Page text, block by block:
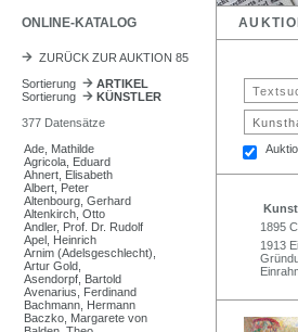
ONLINE-KATALOG
ZURÜCK ZUR AUKTION 85
Sortierung
ARTIKEL
Sortierung
KÜNSTLER
377 Datensätze
Ade, Mathilde
Agricola, Eduard
Ahnert, Elisabeth
Albert, Peter
Altenbourg, Gerhard
Altenkirch, Otto
Andler, Prof. Dr. Rudolf
Apel, Heinrich
Arnim (Adelsgeschlecht),
Artur Gold,
Asendorpf, Bartold
Avenarius, Ferdinand
Bachmann, Hermann
Baczko, Margarete von
1895
1913